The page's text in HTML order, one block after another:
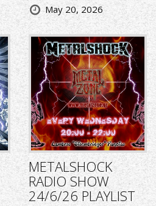
May 20, 2026
METALSHOCK
RADIO SHOW
24/6/26 PLAYLIST